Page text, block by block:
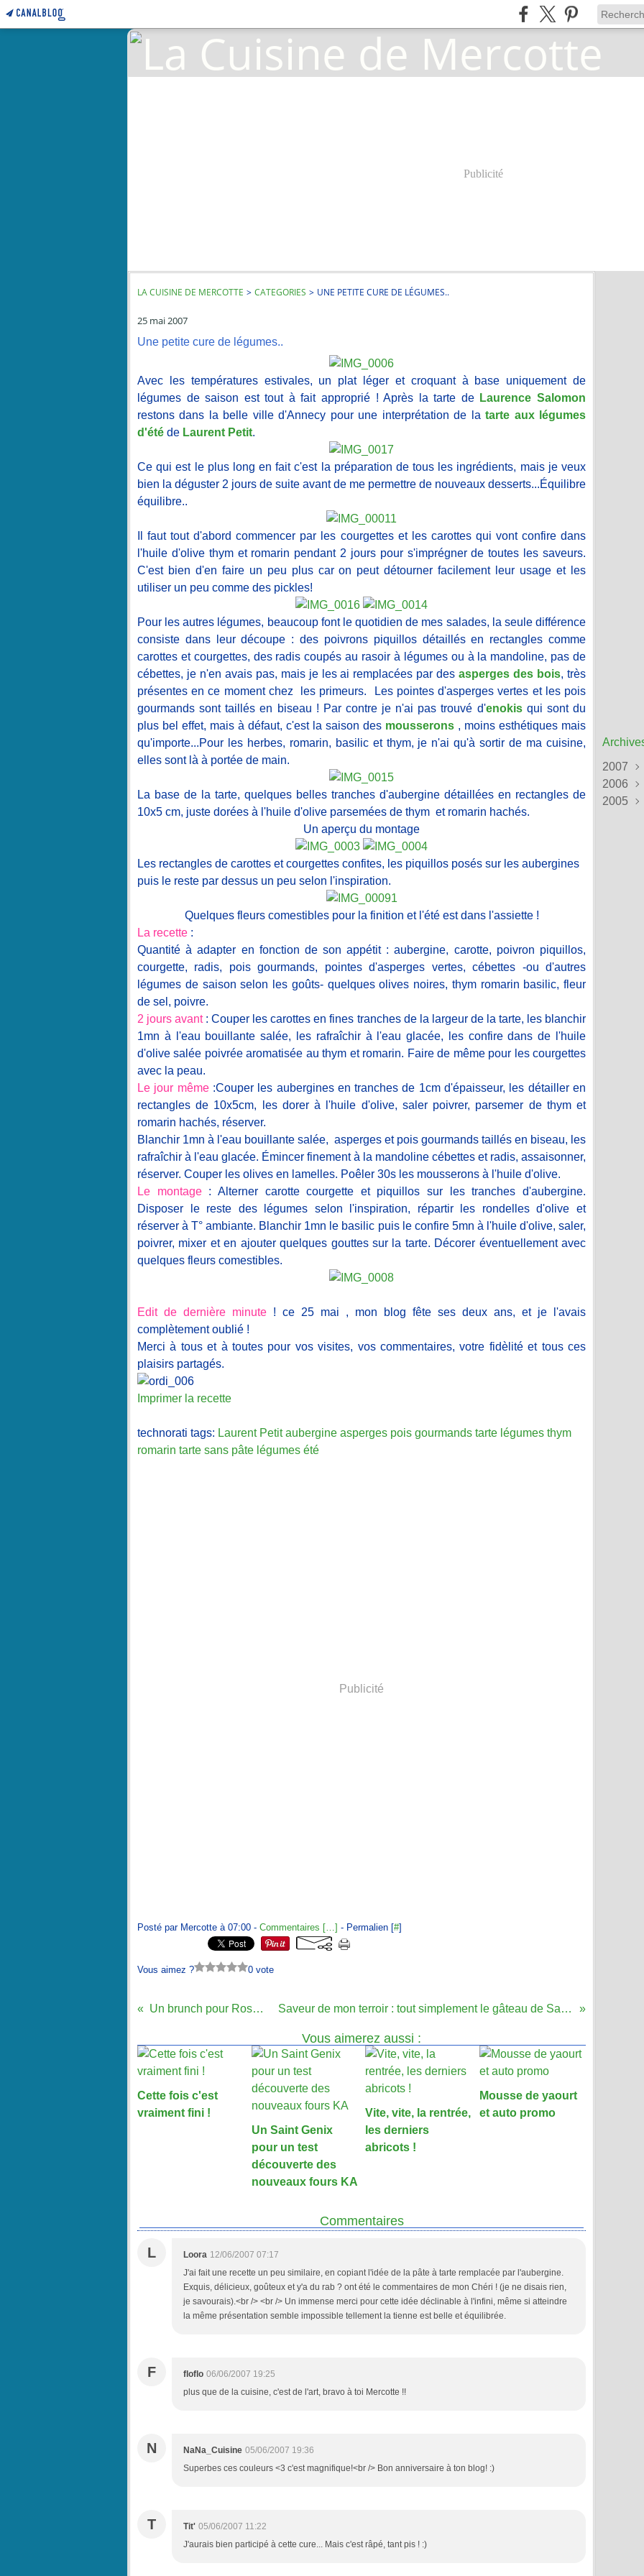
Publicité
LA CUISINE DE MERCOTTE > CATEGORIES > UNE PETITE CURE DE LÉGUMES..
25 mai 2007
Une petite cure de légumes..
Avec les températures estivales, un plat léger et croquant à base uniquement de
légumes de saison est tout à fait approprié ! Après la tarte de Laurence Salomon
restons dans la belle ville d'Annecy pour une interprétation de latarte aux légumes
d'été de Laurent Petit.
Ce qui est le plus long en fait c'est la préparation de tous les ingrédients, mais je veux
bien la déguster 2 jours de suite avant de me permettre de nouveaux desserts...Équilibre
équilibre..
Il faut tout d'abord commencer par les courgettes et les carottes qui vont confire dans
l'huile d'olive thym et romarin pendant 2 jours pour s'imprégner de toutes les saveurs.
C'est bien d'en faire un peu plus car on peut détourner facilement leur usage et les
utiliser un peu comme des pickles!
Pour les autres légumes, beaucoup font le quotidien de mes salades, la seule différence
consiste dans leur découpe : des poivrons piquillos détaillés en rectangles comme
carottes et courgettes, des radis coupés au rasoir à légumes ou à la mandoline, pas de
cébettes, je n'en avais pas, mais je les ai remplacées par desasperges des bois, très
présentes en ce moment chez les primeurs. Les pointes d'asperges vertes et les pois
gourmands sont taillés en biseau ! Par contre je n'ai pas trouvé d'enokis qui sont du
plus bel effet, mais à défaut, c'est la saison des mousserons , moins esthétiques mais
qu'importe...Pour les herbes, romarin, basilic et thym, je n'ai qu'à sortir de ma cuisine,
elles sont là à portée de main.
La base de la tarte, quelques belles tranches d'aubergine détaillées en rectangles de
10x5 cm, juste dorées à l'huile d'olive parsemées de thym et romarin hachés.
Un aperçu du montage
Les rectangles de carottes et courgettes confites, les piquillos posés sur les aubergines
puis le reste par dessus un peu selon l'inspiration.
Quelques fleurs comestibles pour la finition et l'été est dans l'assiette !
La recette :
Quantité à adapter en fonction de son appétit : aubergine, carotte, poivron piquillos,
courgette, radis, pois gourmands, pointes d'asperges vertes, cébettes -ou d'autres
légumes de saison selon les goûts- quelques olives noires, thym romarin basilic, fleur
de sel, poivre.
2 jours avant: Couper les carottes en fines tranches de la largeur de la tarte, les blanchir
1mn à l'eau bouillante salée, les rafraîchir à l'eau glacée, les confire dans de l'huile
d'olive salée poivrée aromatisée au thym et romarin. Faire de même pour les courgettes
avec la peau.
Le jour même:Couper les aubergines en tranches de 1cm d'épaisseur, les détailler en
rectangles de 10x5cm, les dorer à l'huile d'olive, saler poivrer, parsemer de thym et
romarin hachés, réserver.
Blanchir 1mn à l'eau bouillante salée, asperges et pois gourmands taillés en biseau, les
rafraîchir à l'eau glacée. Émincer finement à la mandoline cébettes et radis, assaisonner,
réserver. Couper les olives en lamelles. Poêler 30s les mousserons à l'huile d'olive.
Le montage: Alterner carotte courgette et piquillos sur les tranches d'aubergine.
Disposer le reste des légumes selon l'inspiration, répartir les rondelles d'olive et
réserver à T° ambiante. Blanchir 1mn le basilic puis le confire 5mn à l'huile d'olive, saler,
poivrer, mixer et en ajouter quelques gouttes sur la tarte. Décorer éventuellement avec
quelques fleurs comestibles.
Edit de dernière minute ! ce 25 mai , mon blog fête ses deux ans, et je l'avais
complètement oublié !
Merci à tous et à toutes pour vos visites, vos commentaires, votre fidèlité et tous ces
plaisirs partagés.
Imprimer la recette
technorati tags: Laurent Petit aubergine asperges pois gourmands tarte légumes thym
romarin tarte sans pâte légumes été
Publicité
Posté par Mercotte à 07:00 - Commentaires […] - Permalien [#]
Vous aimez ? 0 vote
Un brunch pour Rosa.... Saveur de mon terroir : tout simplement le gâteau de Savoie
Vous aimerez aussi :
Cette fois c'est
vraiment fini !
Un Saint Genix
pour un test
découverte des
nouveaux fours KA
Vite, vite, la rentrée,
les derniers
abricots !
Mousse de yaourt
et auto promo
Commentaires
L Loora 12/06/2007 07:17
J'ai fait une recette un peu similaire, en copiant l'idée de la pâte à tarte remplacée par l'aubergine.
Exquis, délicieux, goûteux et y'a du rab ? ont été le commentaires de mon Chéri ! (je ne disais rien,
je savourais).<br /> <br /> Un immense merci pour cette idée déclinable à l'infini, même si atteindre
la même présentation semble impossible tellement la tienne est belle et équilibrée.
F floflo 06/06/2007 19:25
plus que de la cuisine, c'est de l'art, bravo à toi Mercotte !!
N NaNa_Cuisine 05/06/2007 19:36
Superbes ces couleurs <3 c'est magnifique!<br /> Bon anniversaire à ton blog! :)
T Tit' 05/06/2007 11:22
J'aurais bien participé à cette cure... Mais c'est râpé, tant pis ! :)
2007
Août
2006
2005